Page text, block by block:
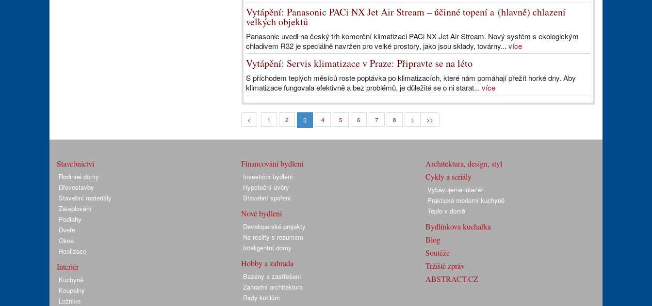
Vytápění: Panasonic PACi NX Jet Air Stream – účinné topení a (hlavně) chlazení
velkých objektů
Panasonic uvedl na český trh komerční klimatizaci PACi NX Jet Air Stream. Nový systém s ekologickým
chladivem R32 je speciálně navržen pro velké prostory, jako jsou sklady, továrny... více
Vytápění: Servis klimatizace v Praze: Připravte se na léto
S příchodem teplých měsíců roste poptávka po klimatizacích, které nám pomáhají přežít horké dny. Aby
klimatizace fungovala efektivně a bez problémů, je důležité se o ni starat... více
< 1 2 3 4 5 6 7 8 > >>
Stavebnictví
Rodinné domy
Dřevostavby
Stavební materiály
Zateplování
Podlahy
Dveře
Okna
Realizace
Interiér
Kuchyně
Koupelny
Ložnice
Financování bydlení
Investiční bydlení
Hypoteční úvěry
Stavební spoření
Nové bydlení
Developerské projekty
Na reality s rozumem
Inteligentní domy
Hobby a zahrada
Bazény a zastřešení
Zahradní architektura
Rady kutilům
Architektura, design, styl
Cykly a seriály
Vybavujeme interiér
Praktická moderní kuchyně
Teplo v domě
Bydlínkova kuchařka
Blog
Soutěže
Tržiště zpráv
ABSTRACT.CZ